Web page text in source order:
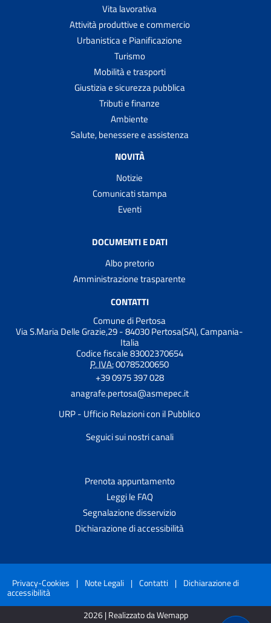
Vita lavorativa
Attività produttive e commercio
Urbanistica e Pianificazione
Turismo
Mobilità e trasporti
Giustizia e sicurezza pubblica
Tributi e finanze
Ambiente
Salute, benessere e assistenza
NOVITÀ
Notizie
Comunicati stampa
Eventi
DOCUMENTI E DATI
Albo pretorio
Amministrazione trasparente
CONTATTI
Comune di Pertosa
Via S.Maria Delle Grazie,29 - 84030 Pertosa(SA), Campania-
Italia
Codice fiscale 83002370654
P. IVA:00785200650
+39 0975 397 028
anagrafe.pertosa@asmepec.it
URP - Ufficio Relazioni con il Pubblico
Seguici sui nostri canali
Prenota appuntamento
Leggi le FAQ
Segnalazione disservizio
Dichiarazione di accessibilità
Privacy-Cookies | Note Legali | Contatti | Dichiarazione di
accessibilità
2026 | Realizzato da Wemapp